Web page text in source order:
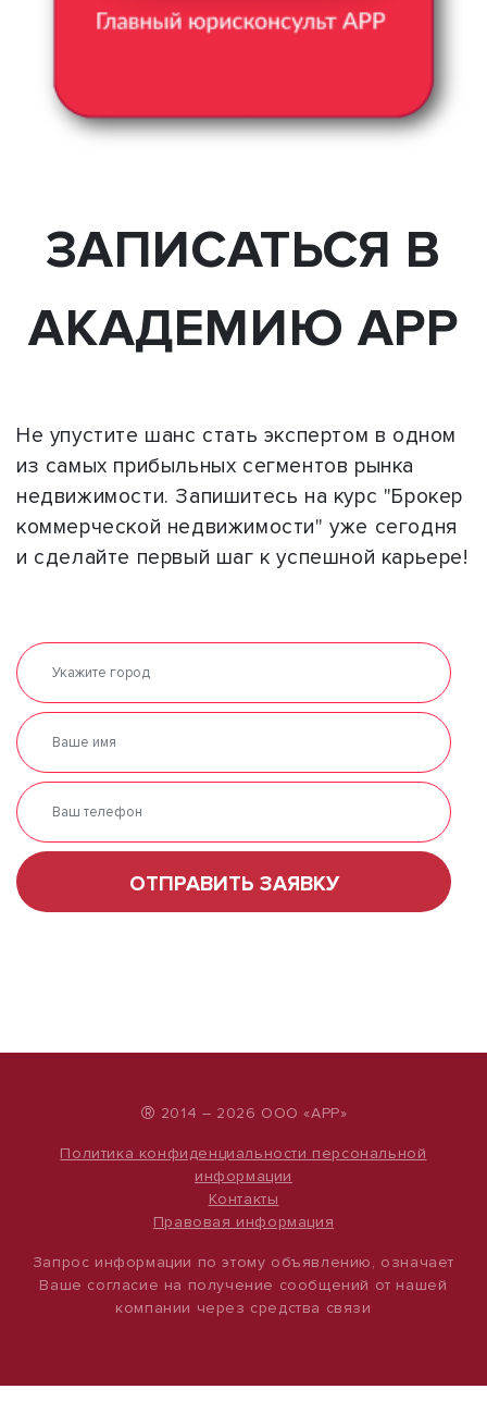
ЗАПИСАТЬСЯ В
АКАДЕМИЮ АРР
Не упустите шанс стать экспертом в одном
из самых прибыльных сегментов рынка
недвижимости. Запишитесь на курс "Брокер
коммерческой недвижимости" уже сегодня
и сделайте первый шаг к успешной карьере!
ОТПРАВИТЬ ЗАЯВКУ
® 2014 – 2026 ООО «АРР»
Политика конфиденциальности персональной
информации
Контакты
Правовая информация
Запрос информации по этому объявлению, означает
Ваше согласие на получение сообщений от нашей
компании через средства связи